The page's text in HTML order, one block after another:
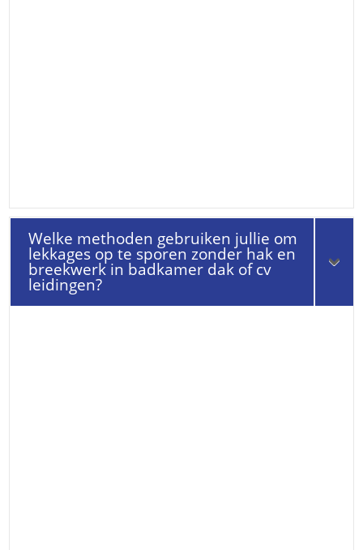
Welke methoden gebruiken jullie om
lekkages op te sporen zonder hak en
breekwerk in badkamer dak of cv
leidingen?